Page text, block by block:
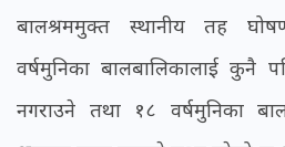
बालश्रममुक्त स्थानीय तह
वर्षमुनिका बालबालिकालाई कुनै
नगराउने तथा १८ वर्षमुनिका